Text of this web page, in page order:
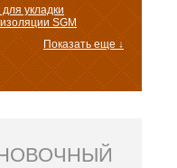
укладки
SGM
Показать еще ↓
ELEMENT PREMIUM
Антискрип, Размер ленты:
20ммх5м. Кол-во в уп-ке: 1 шт.